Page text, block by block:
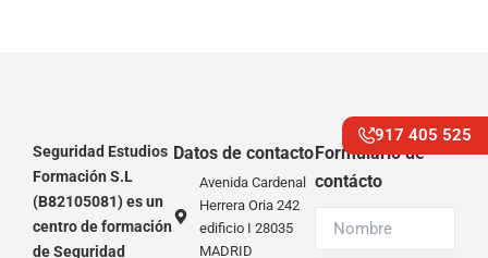
Seguridad Estudios
Formación S.L
(B82105081) es un
centro de formación
de Seguridad
Datos de contacto
Avenida Cardenal
Herrera Oria 242
edificio I 28035
MADRID
917 405 525
Formulario de
contácto